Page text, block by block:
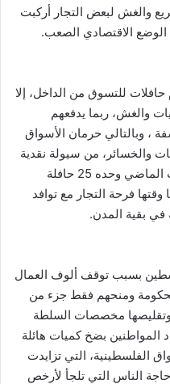
والغش لبعض التجار أركبت
الاقتصادي الصعب.
للتسوق من الداخل، إلا
والغش، ربما يدفعهم
، وبالتالي حرمان الأسواق
والخسائر، من سيولة نقدية
تحرك عجلة الإقتصاد، إذ وصل السبت الماضي وحده 25 حافلة
فرحة التجار مع توافد
في بقية المدن.
بسبب توقف ألوف العمال
ومنحهم فقط جزء من
مخصصات السلطة
المواطنين بضخ كميات هائلة
الفلسطينية، التي تزايدت
الناس التي تلجأ لأرخص